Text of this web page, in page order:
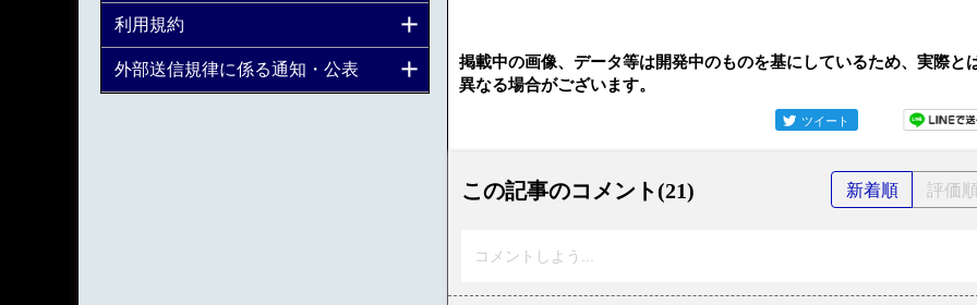
掲載中の画像、データ等は開発中のものを基にしているため、実際と
異なる場合がございます。
ツイート
この記事のコメント(21) 新着順 評価
コメントしよう...
利用規約
外部送信規律に係る通知・公表